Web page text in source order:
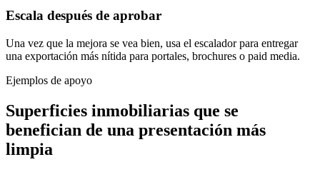
Escala después de aprobar
Una vez que la mejora se vea bien, usa el escalador para entregar
una exportación más nítida para portales, brochures o paid media.
Ejemplos de apoyo
Superficies inmobiliarias que se
benefician de una presentación más
limpia